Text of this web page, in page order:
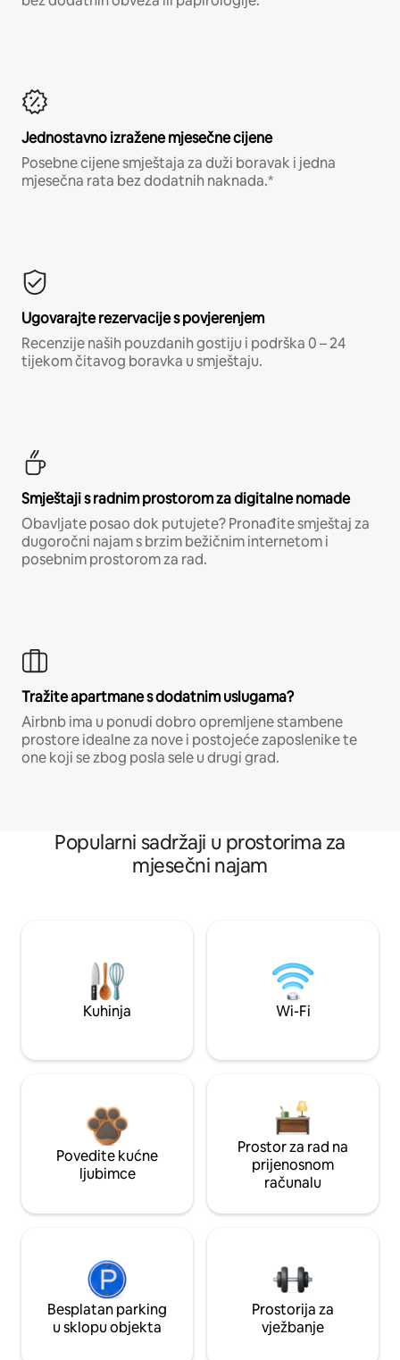
Jednostavno izražene mjesečne cijene
Posebne cijene smještaja za duži boravak i jedna
mjesečna rata bez dodatnih naknada.*
Ugovarajte rezervacije s povjerenjem
Recenzije naših pouzdanih gostiju i podrška 0 – 24
tijekom čitavog boravka u smještaju.
Smještaji s radnim prostorom za digitalne nomade
Obavljate posao dok putujete? Pronađite smještaj za
dugoročni najam s brzim bežičnim internetom i
posebnim prostorom za rad.
Tražite apartmane s dodatnim uslugama?
Airbnb ima u ponudi dobro opremljene stambene
prostore idealne za nove i postojeće zaposlenike te
one koji se zbog posla sele u drugi grad.
Popularni sadržaji u prostorima za
mjesečni najam
Kuhinja Wi-Fi
Povedite kućne
ljubimce
Prostor za rad na
prijenosnom
računalu
Besplatan parking
u sklopu objekta
Prostorija za
vježbanje